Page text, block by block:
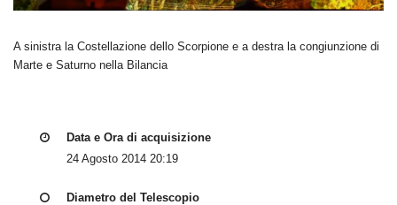
A sinistra la Costellazione dello Scorpione e a destra la congiunzione di
Marte e Saturno nella Bilancia
Data e Ora di acquisizione
24 Agosto 2014 20:19
Diametro del Telescopio